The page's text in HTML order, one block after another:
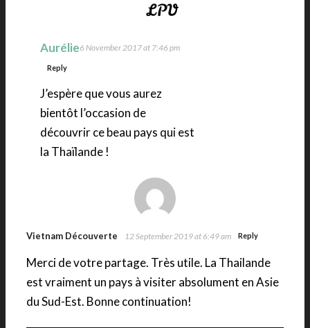
Aurélie6 November 2017 at 7:46 pm
Reply
J’espère que vous aurez
bientôt l’occasion de
découvrir ce beau pays qui est
la Thaïlande !
Vietnam Découverte 12 September 2019 at 6:49 am Reply
Merci de votre partage. Très utile. La Thailande
est vraiment un pays à visiter absolument en Asie
du Sud-Est. Bonne continuation!